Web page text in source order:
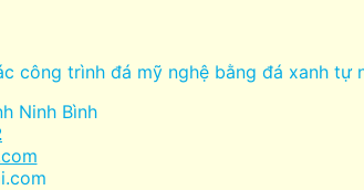
công trình đá mỹ nghệ bằng đá xanh tự
Ninh Bình